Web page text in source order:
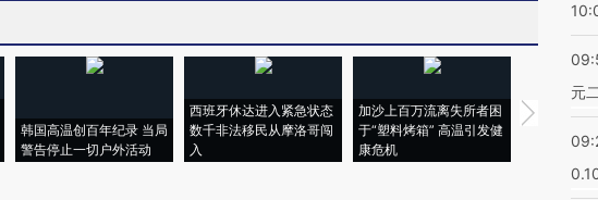
韩国高温创百年纪录 当局
警告停止一切户外活动
西班牙休达进入紧急状态
数千非法移民从摩洛哥闯
入
加沙上百万流离失所者困
于“塑料烤箱” 高温引发健
康危机
视线｜
心“花钱找虐
元